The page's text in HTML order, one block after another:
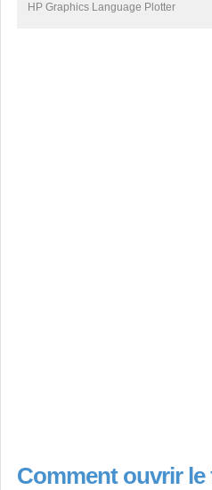
HP Graphics Language Plotter
Comment ouvrir le